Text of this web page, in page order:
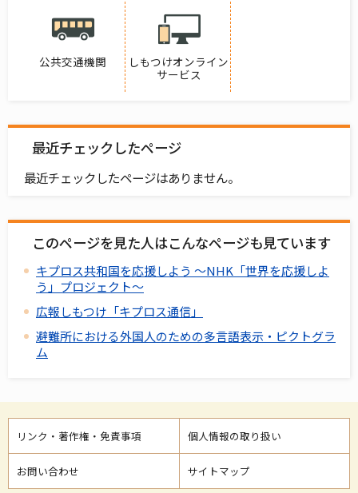
公共交通機関
しもつけオンライン
サービス
最近チェックしたページ
最近チェックしたページはありません。
このページを見た人はこんなページも見ています
キプロス共和国を応援しよう ～NHK「世界を応援しよ
う」プロジェクト～
広報しもつけ「キプロス通信」
避難所における外国人のための多言語表示・ピクトグラ
ム
リンク・著作権・免責事項 個人情報の取り扱い
お問い合わせ サイトマップ